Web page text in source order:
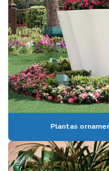
Plantas ornamentais de
Plantas ornamentais para
Plantas ornamentais para
Plantas ornamentais para
Plantas ornamentais para
Plantas ornamentais para
Serviço de jardinagem
Plantas